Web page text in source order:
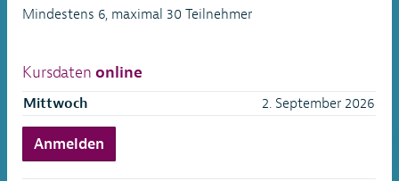
Mindestens 6, maximal 30 Teilnehmer
Kursdatenonline
Mittwoch 2. September 2026
Anmelden